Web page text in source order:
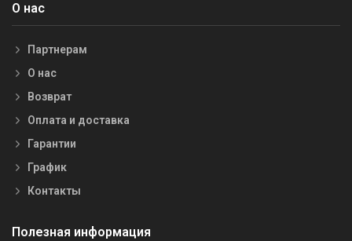
О нас
Партнерам
О нас
Возврат
Оплата и доставка
Гарантии
График
Контакты
Полезная информация